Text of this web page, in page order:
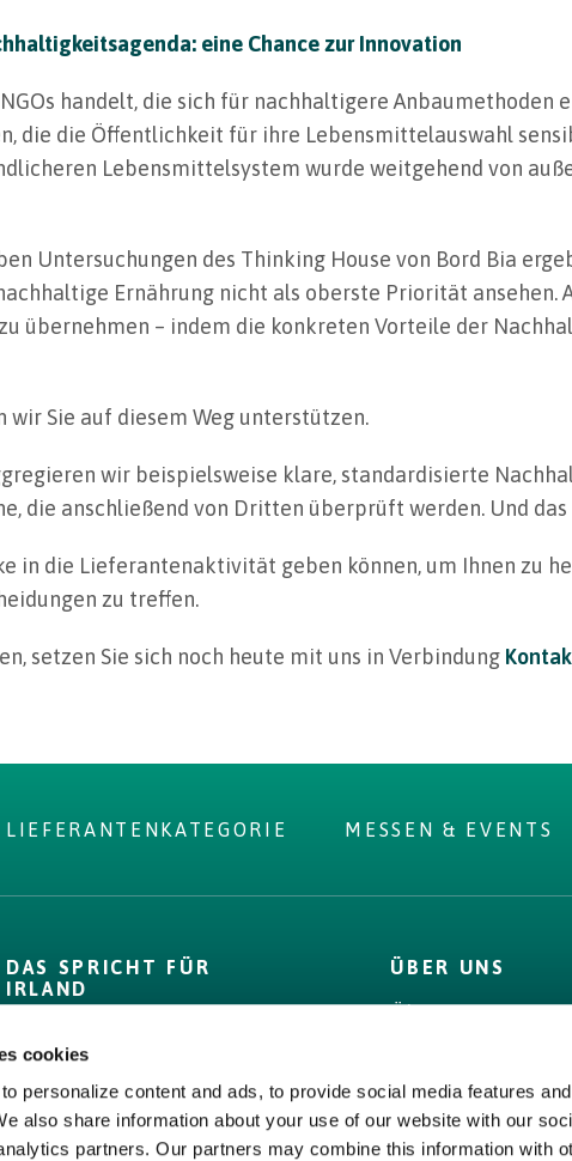
cookies
personalize content and ads, to provide social media features
also share information about your use of our website with our
partners. Our partners may combine this information with
eine Chance zur Innovation
handelt, die sich für nachhaltigere Anbaumethoden
die die Öffentlichkeit für ihre Lebensmittelauswahl
Lebensmittelsystem wurde weitgehend von
Untersuchungen des Thinking House von Bord Bia
Ernährung nicht als oberste Priorität ansehen.
übernehmen – indem die konkreten Vorteile der
wir Sie auf diesem Weg unterstützen.
wir beispielsweise klare, standardisierte
die anschließend von Dritten überprüft werden. Und
in die Lieferantenaktivität geben können, um Ihnen zu
zu treffen.
setzen Sie sich noch heute mit uns in Verbindung
LIEFERANTENKATEGORIE MESSEN & EVENTS
DAS SPRICHT FÜR
IRLAND
Zahlen & Fakten
Channels,
Competencies &
ÜBER UNS
Über uns
Origin Green
Bord Bia